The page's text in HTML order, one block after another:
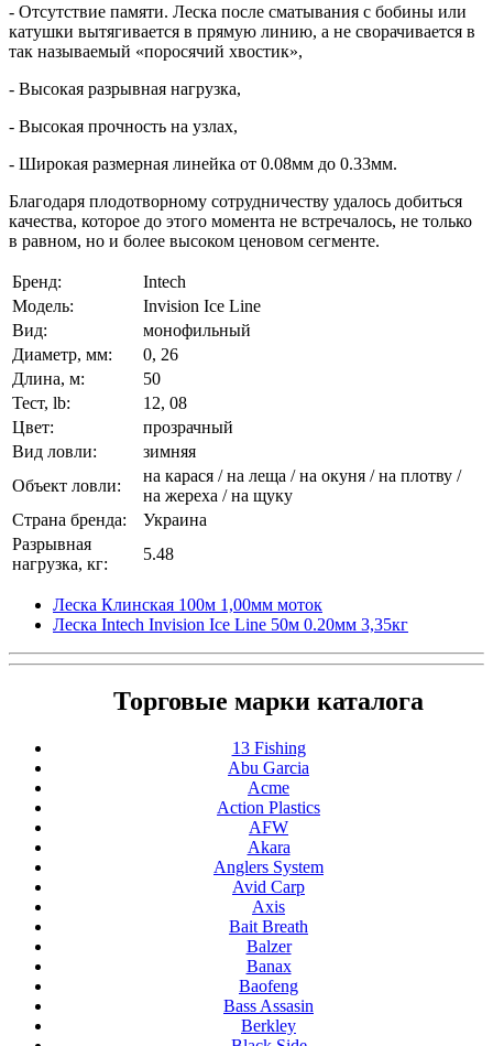
- Отсутствие памяти. Леска после сматывания с бобины или
катушки вытягивается в прямую линию, а не сворачивается в
так называемый «поросячий хвостик»,
- Высокая разрывная нагрузка,
- Высокая прочность на узлах,
- Широкая размерная линейка от 0.08мм до 0.33мм.
Благодаря плодотворному сотрудничеству удалось добиться
качества, которое до этого момента не встречалось, не только
в равном, но и более высоком ценовом сегменте.
Бренд:
Intech
Модель:
Invision Ice Line
Вид:
монофильный
Диаметр, мм:
0, 26
Длина, м:
50
Тест, lb:
12, 08
Цвет:
прозрачный
Вид ловли:
зимняя
Объект ловли:
на карася / на леща / на окуня / на плотву /
на жереха / на щуку
Страна бренда:
Украина
Разрывная
нагрузка, кг:
5.48
Леска Клинская 100м 1,00мм моток
Леска Intech Invision Ice Line 50м 0.20мм 3,35кг
Торговые марки каталога
13 Fishing
Abu Garcia
Acme
Action Plastics
AFW
Akara
Anglers System
Avid Carp
Axis
Bait Breath
Balzer
Banax
Baofeng
Bass Assasin
Berkley